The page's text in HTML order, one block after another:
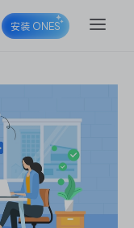
安装 ONES